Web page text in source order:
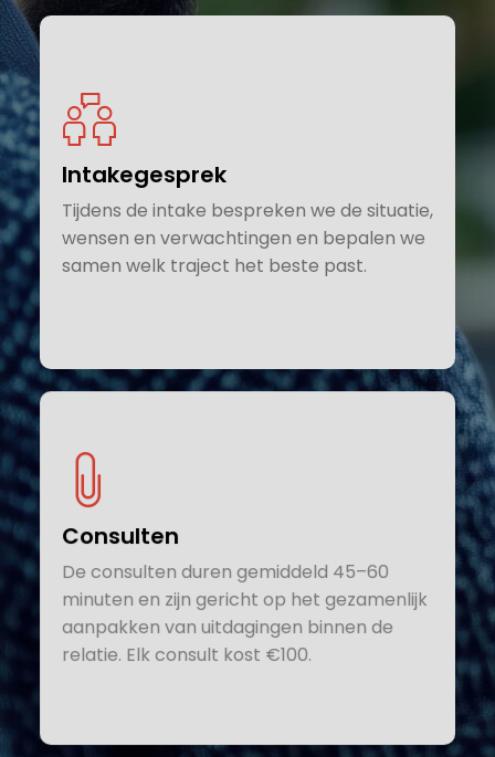
Intakegesprek
Tijdens de intake bespreken we de situatie,
wensen en verwachtingen en bepalen we
samen welk traject het beste past.
Consulten
De consulten duren gemiddeld 45–60
minuten en zijn gericht op het gezamenlijk
aanpakken van uitdagingen binnen de
relatie. Elk consult kost €100.